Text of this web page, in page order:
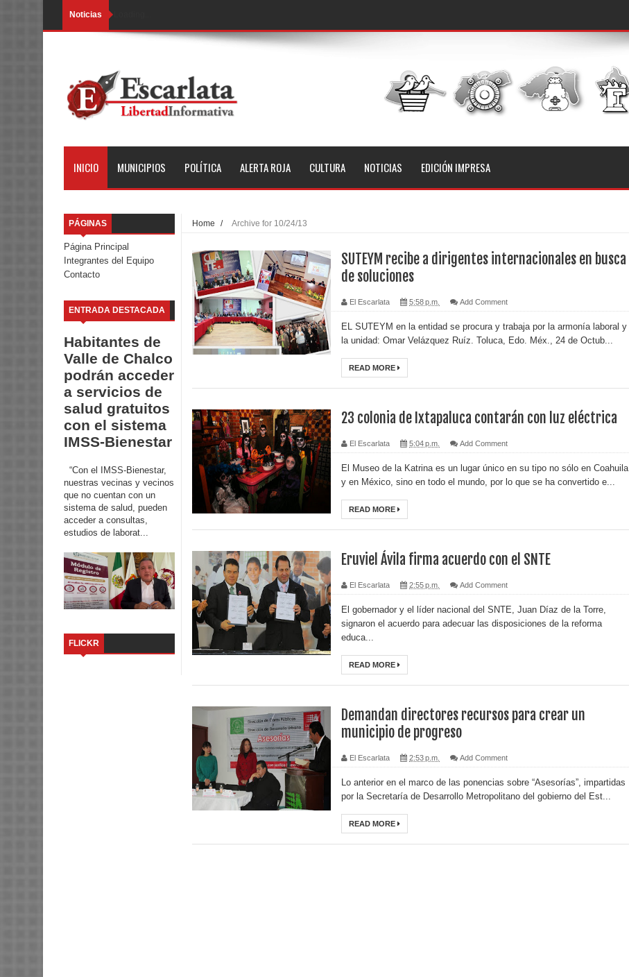
Noticias
INICIO MUNICIPIOS POLÍTICA ALERTA ROJA CULTURA NOTICIAS EDICIÓN IMPRESA
PÁGINAS
Página Principal
Integrantes del Equipo
Contacto
ENTRADA DESTACADA
Habitantes de
Valle de Chalco
podrán acceder
a servicios de
salud gratuitos
con el sistema
IMSS-Bienestar
“Con el IMSS-Bienestar,
nuestras vecinas y vecinos
que no cuentan con un
sistema de salud, pueden
acceder a consultas,
estudios de laborat...
FLICKR
Home / Archive for 10/24/13
SUTEYM recibe a dirigentes internacionales en busca
de soluciones
El Escarlata 5:58 p.m. Add Comment
EL SUTEYM en la entidad se procura y trabaja por la armonía laboral y
la unidad: Omar Velázquez Ruíz. Toluca, Edo. Méx., 24 de Octub...
READ MORE
23 colonia de Ixtapaluca contarán con luz eléctrica
El Escarlata 5:04 p.m. Add Comment
El Museo de la Katrina es un lugar único en su tipo no sólo en Coahuila
y en México, sino en todo el mundo, por lo que se ha convertido e...
READ MORE
Eruviel Ávila firma acuerdo con el SNTE
El Escarlata 2:55 p.m. Add Comment
El gobernador y el líder nacional del SNTE, Juan Díaz de la Torre,
signaron el acuerdo para adecuar las disposiciones de la reforma
educa...
READ MORE
Demandan directores recursos para crear un
municipio de progreso
El Escarlata 2:53 p.m. Add Comment
Lo anterior en el marco de las ponencias sobre “Asesorías”, impartidas
por la Secretaría de Desarrollo Metropolitano del gobierno del Est...
READ MORE